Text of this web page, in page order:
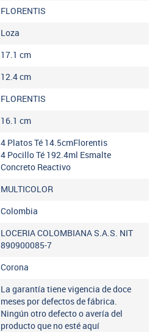
FLORENTIS
Loza
17.1 cm
12.4cm
FLORENTIS
16.1 cm
4 Platos Té 14.5cmFlorentis
4 Pocillo Té 192.4ml Esmalte
Concreto Reactivo
MULTICOLOR
Colombia
LOCERIA COLOMBIANA S.A.S. NIT
890900085-7
Corona
La garantía tiene vigencia de doce
meses por defectos de fábrica.
Ningún otro defecto o avería del
producto que no esté aquí